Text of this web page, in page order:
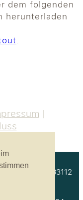
dem folgenden
herunterladen
.
4 a | 83112